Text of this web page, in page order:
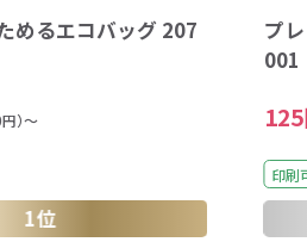
めるエコバッグ 207
）～
1位
プ
001
印刷